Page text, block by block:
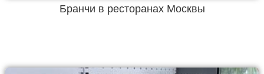
Бранчи в ресторанах Москвы